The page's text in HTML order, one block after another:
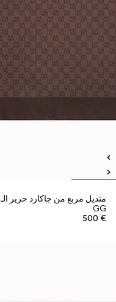
منديل مربع من جاكارد حرير الـ
GG
€ 500